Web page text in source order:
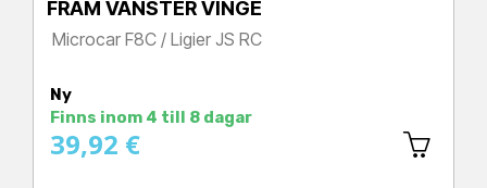
FRAM VÄNSTER VINGE
Microcar F8C / Ligier JS RC
Ny
Finns inom 4 till 8 dagar
39,92 €